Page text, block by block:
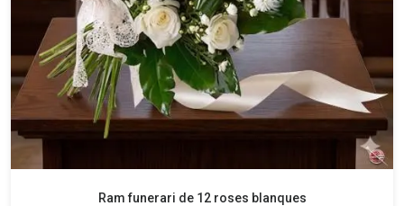
Ram funerari de 12 roses blanques